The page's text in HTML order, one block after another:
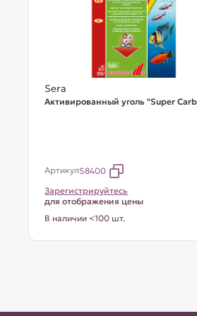
Sera
Активированный уголь "Super
АртикулS8400
Зарегистрируйтесь
для отображения цены
В наличии <100 шт.